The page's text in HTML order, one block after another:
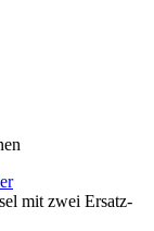
mit zwei Ersatz-